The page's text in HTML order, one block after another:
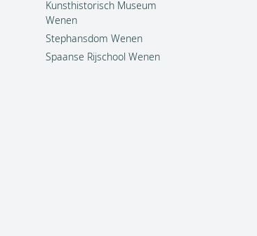
Kunsthistorisch Museum
Wenen
Stephansdom Wenen
Spaanse Rijschool Wenen